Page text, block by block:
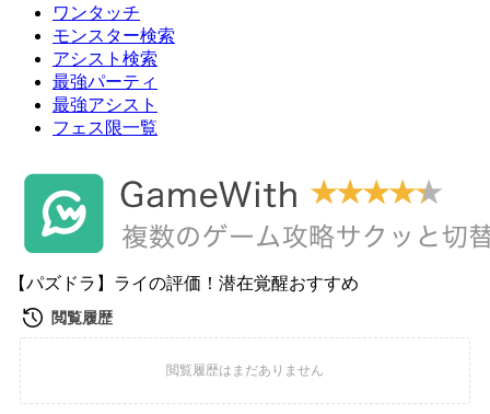
ワンタッチ
モンスター検索
アシスト検索
最強パーティ
最強アシスト
フェス限一覧
【パズドラ】ライの評価！潜在覚醒おすすめ